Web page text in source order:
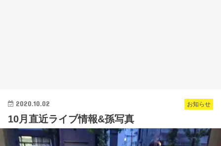
お知らせ
2020.10.02
10月直近ライブ情報&孫写真